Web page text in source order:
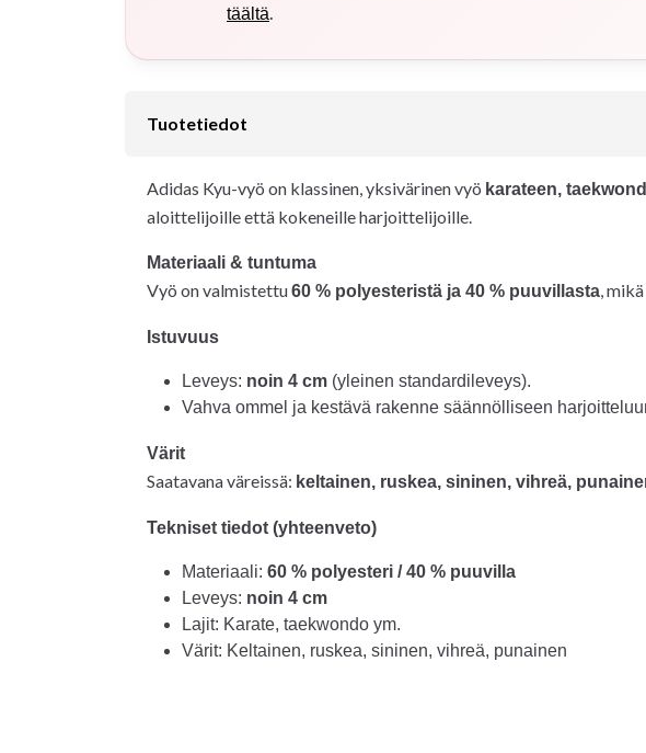
täältä.
Tuotetiedot
Adidas Kyu-vyö on klassinen, yksivärinen vyö karateen,
aloittelijoille että kokeneille harjoittelijoille.
Materiaali & tuntuma
Vyö on valmistettu60 % polyesteristä ja 40 % puuvillasta,
Istuvuus
Leveys: noin 4 cm (yleinen standardileveys).
Vahva ommel ja kestävä rakenne säännölliseen
Värit
Saatavana väreissä: keltainen, ruskea, sininen, vihreä,
Tekniset tiedot (yhteenveto)
Materiaali: 60 % polyesteri / 40 % puuvilla
Leveys: noin 4 cm
Lajit: Karate, taekwondo ym.
Värit: Keltainen, ruskea, sininen, vihreä, punainen